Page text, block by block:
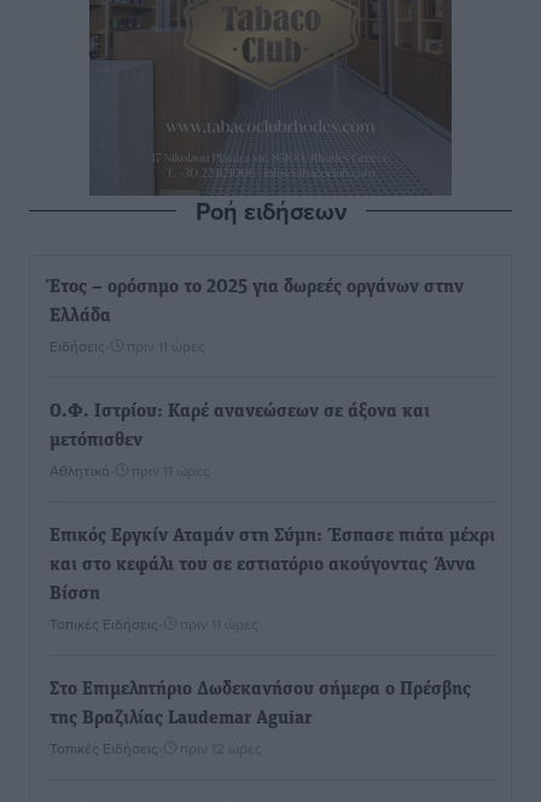
Ροή ειδήσεων
Έτος – ορόσημο το 2025 για δωρεές οργάνων στην
Ελλάδα
Ειδήσεις πριν 11 ώρες
Ο.Φ. Ιστρίου: Καρέ ανανεώσεων σε άξονα και
μετόπισθεν
Αθλητικά πριν 11 ώρες
Επικός Εργκίν Αταμάν στη Σύμη: Έσπασε πιάτα μέχρι
και στο κεφάλι του σε εστιατόριο ακούγοντας Άννα
Βίσση
Τοπικές Ειδήσεις πριν 11 ώρες
Στο Επιμελητήριο Δωδεκανήσου σήμερα ο Πρέσβης
της Βραζιλίας Laudemar Aguiar
Τοπικές Ειδήσεις πριν 12 ώρες